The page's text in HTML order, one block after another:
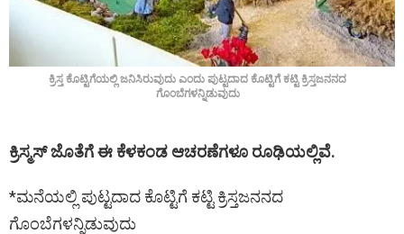
ಕ್ರಿಸ್ತ ಕೊಟ್ಟಿಗೆಯಲ್ಲಿ ಜನಿಸಿರುವುದು ಎಂದು ಪುಟ್ಟದಾದ ಕೊಟ್ಟಿಗೆ ಕಟ್ಟಿ ಕ್ರಿಸ್ತಜನನದ
ಗೊಂಬೆಗಳನ್ನಿಡುವುದು
ಕ್ರಿಸ್ಮಸ್ ಜೊತೆಗೆ ಈ ಕೆಳಕಂಡ ಆಚರಣೆಗಳೂ ರೂಢಿಯಲ್ಲಿವೆ.
*ಮನೆಯಲ್ಲಿ ಪುಟ್ಟದಾದ ಕೊಟ್ಟಿಗೆ ಕಟ್ಟಿ ಕ್ರಿಸ್ತಜನನದ
ಗೊಂಬೆಗಳನ್ನಿಡುವುದು